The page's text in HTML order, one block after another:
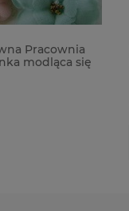
Pracownia
modląca się